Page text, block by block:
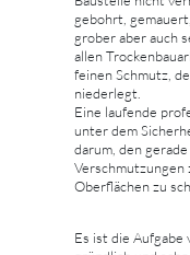
gebohrt,
grober aber auch
allen
feinen Schmutz,
niederlegt.
Eine laufende
unter dem
darum, den
Oberflächen zu
Es ist die Aufgabe